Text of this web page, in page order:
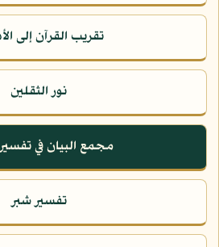
تقريب القرآن إلى
نور الثقلين
مجمع البيان في
تفسير شبر